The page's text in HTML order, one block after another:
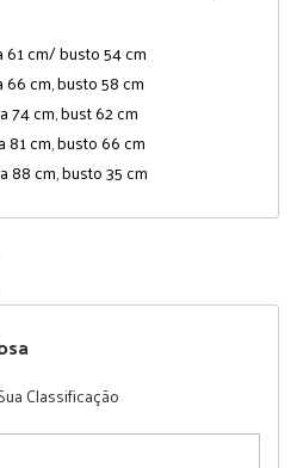
61 cm/ busto 54 cm
66 cm, busto 58 cm
74 cm, bust 62 cm
81 cm, busto 66 cm
88 cm, busto 35 cm
Classificação